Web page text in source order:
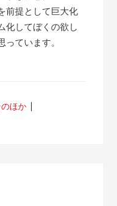
前提として巨大化
化してぼくの欲し
ています。
ほか